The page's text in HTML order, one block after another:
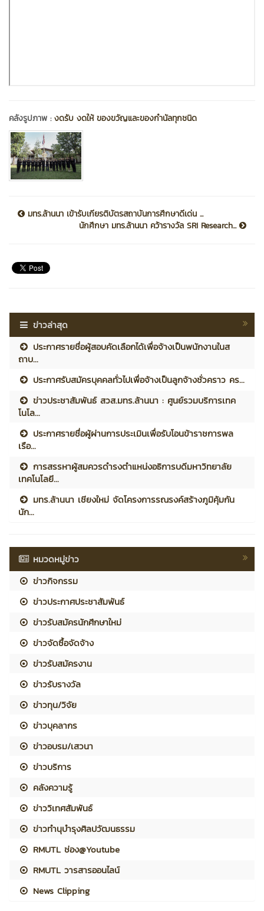
คลังรูปภาพ :งดรับ งดให้ ของขวัญและของกำนัลทุกชนิด
มทร.ล้านนา เข้ารับเกียรติบัตรสถาบันการศึกษาดีเด่น ...
นักศึกษา มทร.ล้านนา คว้ารางวัล SRI Research...
ข่าวล่าสุด
ประกาศรายชื่อผู้สอบคัดเลือกได้เพื่อจ้างเป็นพนักงานในส
ถาบ...
ประกาศรับสมัครบุคคลทั่วไปเพื่อจ้างเป็นลูกจ้างชั่วคราว คร...
ข่าวประชาสัมพันธ์ สวส.มทร.ล้านนา : ศูนย์รวมบริการเทค
โนโล...
ประกาศรายชื่อผู้ผ่านการประเมินเพื่อรับโอนข้าราชการพล
เรือ...
การสรรหาผู้สมควรดำรงตำแหน่งอธิการบดีมหาวิทยาลัย
เทคโนโลยี...
มทร.ล้านนา เชียงใหม่ จัดโครงการรณรงค์สร้างภูมิคุ้มกัน
นัก...
หมวดหมู่ข่าว
ข่าวกิจกรรม
ข่าวประกาศประชาสัมพันธ์
ข่าวรับสมัครนักศึกษาใหม่
ข่าวจัดซื้อจัดจ้าง
ข่าวรับสมัครงาน
ข่าวรับรางวัล
ข่าวทุน/วิจัย
ข่าวบุคลากร
ข่าวอบรม/เสวนา
ข่าวบริการ
คลังความรู้
ข่าววิเทศสัมพันธ์
ข่าวทำนุบำรุงศิลปวัฒนธรรม
RMUTL ช่อง@Youtube
RMUTL วารสารออนไลน์
News Clipping